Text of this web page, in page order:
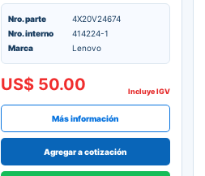
Nro. parte
4X20V24674
Nro. interno
414224-1
Marca
Lenovo
US$ 50.00 Incluye IGV
Más información
Agregar a cotización